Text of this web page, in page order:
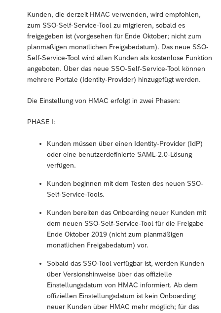
Kunden, die derzeit HMAC verwenden, wird empfohlen,
zum SSO-Self-Service-Tool zu migrieren, sobald es
freigegeben ist (vorgesehen für Ende Oktober; nicht zum
planmäßigen monatlichen Freigabedatum). Das neue SSO-
Self-Service-Tool wird allen Kunden als kostenlose Funktion
angeboten. Über das neue SSO-Self-Service-Tool können
mehrere Portale (Identity-Provider) hinzugefügt werden.
Die Einstellung von HMAC erfolgt in zwei Phasen:
PHASE I:
Kunden müssen über einen Identity-Provider (IdP)
oder eine benutzerdefinierte SAML-2.0-Lösung
verfügen.
Kunden beginnen mit dem Testen des neuen SSO-
Self-Service-Tools.
Kunden bereiten das Onboarding neuer Kunden mit
dem neuen SSO-Self-Service-Tool für die Freigabe
Ende Oktober 2019 (nicht zum planmäßigen
monatlichen Freigabedatum) vor.
Sobald das SSO-Tool verfügbar ist, werden Kunden
über Versionshinweise über das offizielle
Einstellungsdatum von HMAC informiert. Ab dem
offiziellen Einstellungsdatum ist kein Onboarding
neuer Kunden über HMAC mehr möglich; für das